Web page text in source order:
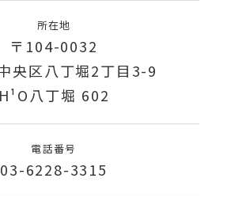
所在地
〒104-0032
央区八丁堀2丁目3-9
H¹O八丁堀 602
電話番号
03-6228-3315